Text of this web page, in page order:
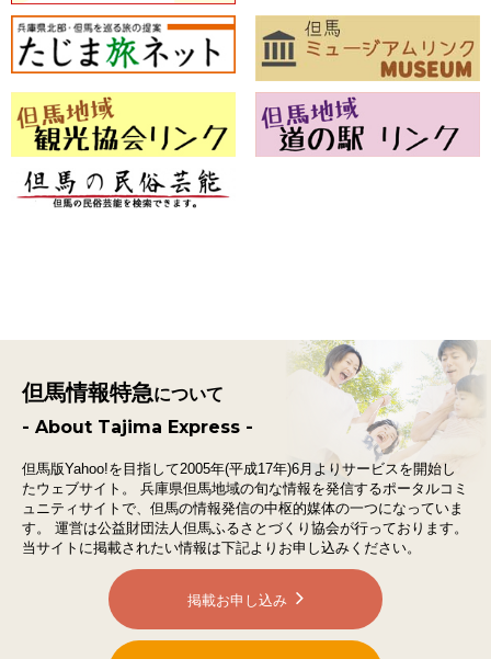
但馬情報特急について
- About Tajima Express -
但馬版Yahoo!を目指して2005年(平成17年)6月よりサービスを開始し
たウェブサイト。
兵庫県但馬地域の旬な情報を発信するポータルコミ
ュニティサイトで、 但馬の情報発信の中枢的媒体の一つになっていま
す。
運営は公益財団法人但馬ふるさとづくり協会が行っております。
当サイトに掲載されたい情報は下記よりお申し込みください。
掲載お申し込み